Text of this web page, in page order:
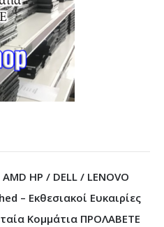
HP / DELL / LENOVO
– Εκθεσιακοί Ευκαιρίες
Κομμάτια ΠΡΟΛΑΒΕΤΕ